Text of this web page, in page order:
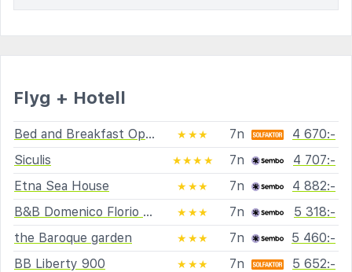
Flyg + Hotell
Bed and Breakfast Opera ★★★ 7n
4 670:-
Siculis
★★★★ 7n
4 707:-
Etna Sea House
★★★ 7n
4 882:-
B&B Domenico Florio Palace
★★★ 7n
5 318:-
the Baroque garden
★★★ 7n
5 460:-
BB Liberty 900
★★★ 7n
5 652:-